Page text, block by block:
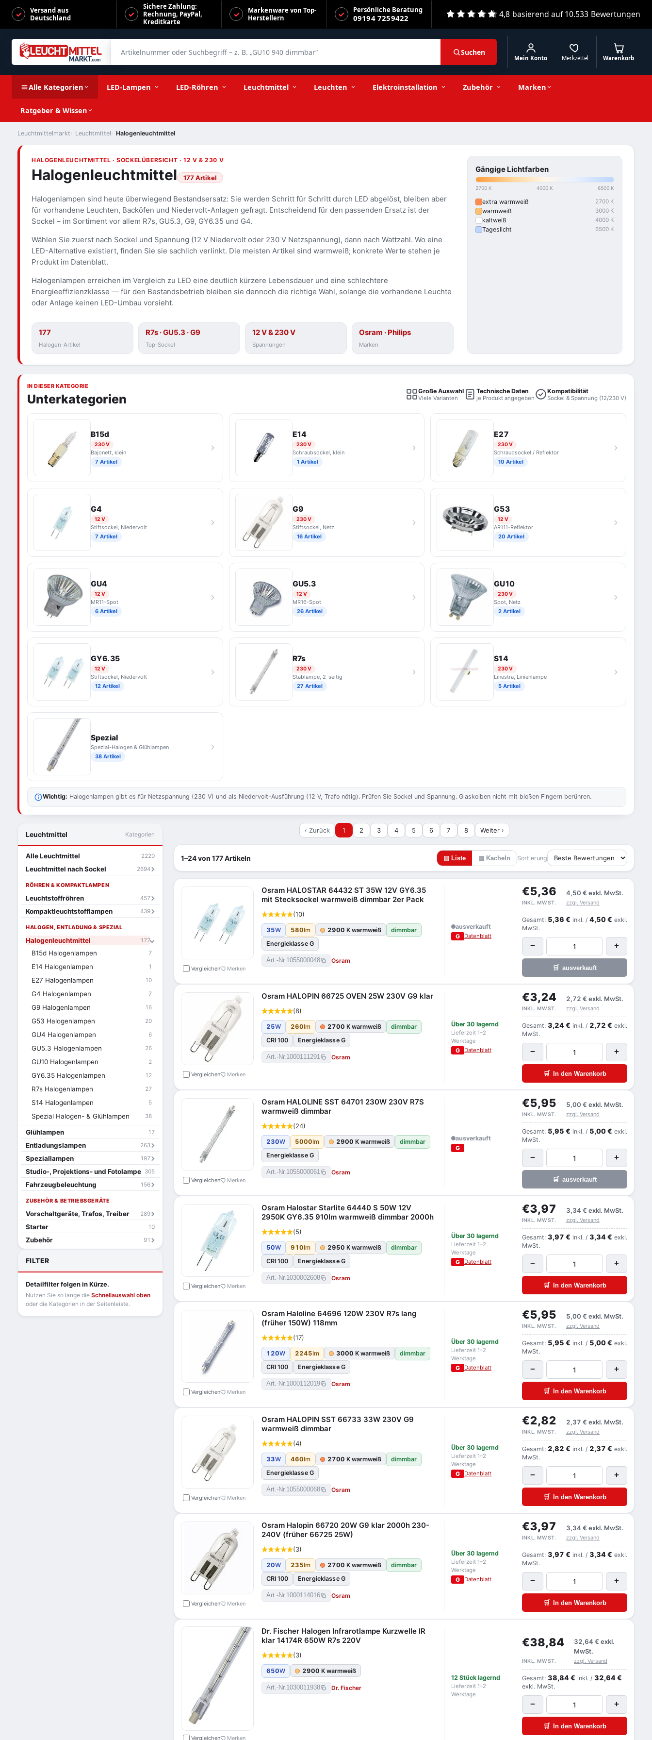
Versand aus
Deutschland
Sichere Zahlung:
Rechnung, PayPal,
Kreditkarte
Markenware von Top-
Herstellern
Persönliche Beratung
09194 7259422 4,8 basierend auf10.533 Bewertungen
Suchen
Merkzettel
Mein Konto Warenkorb
Alle Kategorien LED-Lampen LED-Röhren Leuchtmittel Leuchten Elektroinstallation Zubehör Marken
Ratgeber & Wissen
Leuchtmittelmarkt Leuchtmittel Halogenleuchtmittel
HALOGENLEUCHTMITTEL · SOCKELÜBERSICHT · 12 V & 230 V
Halogenleuchtmittel 177 Artikel
Halogenlampen sind heute überwiegend Bestandsersatz: Sie werden Schritt für Schritt durch LED abgelöst, bleiben aber
für vorhandene Leuchten, Backöfen und Niedervolt-Anlagen gefragt. Entscheidend für den passenden Ersatz ist der
Sockel – im Sortiment vor allem R7s, GU5.3, G9, GY6.35 und G4.
Wählen Sie zuerst nach Sockel und Spannung (12 V Niedervolt oder 230 V Netzspannung), dann nach Wattzahl. Wo eine
LED-Alternative existiert, finden Sie sie sachlich verlinkt. Die meisten Artikel sind warmweiß; konkrete Werte stehen je
Produkt im Datenblatt.
Halogenlampen erreichen im Vergleich zu LED eine deutlich kürzere Lebensdauer und eine schlechtere
Energieeffizienzklasse — für den Bestandsbetrieb bleiben sie dennoch die richtige Wahl, solange die vorhandene Leuchte
oder Anlage keinen LED-Umbau vorsieht.
177
Halogen-Artikel
R7s · GU5.3 · G9
Top-Sockel
12 V & 230 V
Spannungen
Osram · Philips
Marken
Gängige Lichtfarben
2700 K 4000 K 6500 K
extra warmweiß 2700 K
warmweiß 3000 K
kaltweiß 4000 K
Tageslicht 6500 K
IN DIESER KATEGORIE
Unterkategorien
Große Auswahl
Viele Varianten
Technische Daten
je Produkt angegeben
Kompatibilität
Sockel & Spannung (12/230 V)
B15d
230 V
Bajonett, klein
7 Artikel
E14
230 V
Schraubsockel, klein
1 Artikel
E27
230 V
Schraubsockel / Reflektor
10 Artikel
G4
12 V
Stiftsockel, Niedervolt
7 Artikel
G9
230 V
Stiftsockel, Netz
16 Artikel
G53
12 V
AR111-Reflektor
20 Artikel
GU4
12 V
MR11-Spot
6 Artikel
GU5.3
12 V
MR16-Spot
26 Artikel
GU10
230 V
Spot, Netz
2 Artikel
GY6.35
12 V
Stiftsockel, Niedervolt
12 Artikel
R7s
230 V
Stablampe, 2-seitig
27 Artikel
S14
230 V
Linestra, Linienlampe
5 Artikel
Spezial
Spezial-Halogen & Glühlampen
38 Artikel
Wichtig: Halogenlampen gibt es für Netzspannung (230 V) und als Niedervolt-Ausführung (12 V, Trafo nötig). Prüfen Sie Sockel und Spannung. Glaskolben nicht mit bloßen Fingern berühren.
Leuchtmittel Kategorien
Alle Leuchtmittel 2220
Leuchtmittel nach Sockel 2694
RÖHREN & KOMPAKTLAMPEN
Leuchtstoffröhren 457
Kompaktleuchtstofflampen 439
HALOGEN, ENTLADUNG & SPEZIAL
Halogenleuchtmittel 177
B15d Halogenlampen 7
E14 Halogenlampen 1
E27 Halogenlampen 10
G4 Halogenlampen 7
G9 Halogenlampen 16
G53 Halogenlampen 20
GU4 Halogenlampen 6
GU5.3 Halogenlampen 26
GU10 Halogenlampen 2
GY6.35 Halogenlampen 12
R7s Halogenlampen 27
S14 Halogenlampen 5
Spezial Halogen- & Glühlampen 38
Glühlampen 17
Entladungslampen 263
Speziallampen 197
Studio-, Projektions- und Fotolampe 305
Fahrzeugbeleuchtung 156
ZUBEHÖR & BETRIEBSGERÄTE
Vorschaltgeräte, Trafos, Treiber 289
Starter 10
Zubehör 91
FILTER
Detailfilter folgen in Kürze.
Nutzen Sie so lange die Schnellauswahl oben
oder die Kategorien in der Seitenleiste.
‹ Zurück 1 2 3 4 5 6 7 8 Weiter ›
1–24 von 177 Artikeln ▤ Liste ▦ Kacheln Sortierung
Vergleichen Merken
Osram HALOSTAR 64432 ST 35W 12V GY6.35
mit Stecksockel warmweiß dimmbar 2er Pack
(10)
35W 580lm 2900 K warmweiß
dimmbar
Energieklasse G
Art.-Nr.1055000048 Osram
ausverkauft
G
Datenblatt
€5,36 4,50 € exkl. MwSt.
INKL. MWST. zzgl. Versand
Gesamt: 5,36 € inkl. / 4,50 € exkl.
MwSt.
− +
🛒 ausverkauft
Vergleichen Merken
Osram HALOPIN 66725 OVEN 25W 230V G9 klar
(8)
25W 260lm 2700 K warmweiß
dimmbar
CRI 100
Energieklasse G
Art.-Nr.1000111291 Osram
Über 30 lagernd
Lieferzeit 1–2
Werktage
G Datenblatt
€3,24 2,72 € exkl. MwSt.
INKL. MWST. zzgl. Versand
Gesamt: 3,24 € inkl. / 2,72 € exkl.
MwSt.
− +
🛒 In den Warenkorb
Vergleichen Merken
Osram HALOLINE SST 64701 230W 230V R7S
warmweiß dimmbar
(24)
230W 5000lm 2900 K warmweiß
dimmbar
Energieklasse G
Art.-Nr.1055000061 Osram
ausverkauft
G
€5,95 5,00 € exkl. MwSt.
INKL. MWST. zzgl. Versand
Gesamt: 5,95 € inkl. / 5,00 € exkl.
MwSt.
− +
🛒 ausverkauft
Vergleichen Merken
Osram Halostar Starlite 64440 S 50W 12V
2950K GY6.35 910lm warmweiß dimmbar 2000h
(5)
50W 910lm 2950 K warmweiß
dimmbar
CRI 100
Energieklasse G
Art.-Nr.1030002608 Osram
Über 30 lagernd
Lieferzeit 1–2
Werktage
G Datenblatt
€3,97 3,34 € exkl. MwSt.
INKL. MWST. zzgl. Versand
Gesamt: 3,97 € inkl. / 3,34 € exkl.
MwSt.
− +
🛒 In den Warenkorb
Vergleichen Merken
Osram Haloline 64696 120W 230V R7s lang
(früher 150W) 118mm
(17)
120W 2245lm 3000 K warmweiß
dimmbar
CRI 100
Energieklasse G
Art.-Nr.1000112019 Osram
Über 30 lagernd
Lieferzeit 1–2
Werktage
G Datenblatt
€5,95 5,00 € exkl. MwSt.
INKL. MWST. zzgl. Versand
Gesamt: 5,95 € inkl. / 5,00 € exkl.
MwSt.
− +
🛒 In den Warenkorb
Vergleichen Merken
Osram HALOPIN SST 66733 33W 230V G9
warmweiß dimmbar
(4)
33W 460lm 2700 K warmweiß
dimmbar
Energieklasse G
Art.-Nr.1055000068 Osram
Über 30 lagernd
Lieferzeit 1–2
Werktage
G Datenblatt
€2,82 2,37 € exkl. MwSt.
INKL. MWST. zzgl. Versand
Gesamt: 2,82 € inkl. / 2,37 € exkl.
MwSt.
− +
🛒 In den Warenkorb
Vergleichen Merken
Osram Halopin 66720 20W G9 klar 2000h 230-
240V (früher 66725 25W)
(3)
20W 235lm 2700 K warmweiß
dimmbar
CRI 100
Energieklasse G
Art.-Nr.1000114016 Osram
Über 30 lagernd
Lieferzeit 1–2
Werktage
G Datenblatt
€3,97 3,34 € exkl. MwSt.
INKL. MWST. zzgl. Versand
Gesamt: 3,97 € inkl. / 3,34 € exkl.
MwSt.
− +
🛒 In den Warenkorb
Vergleichen Merken
Dr. Fischer Halogen Infrarotlampe Kurzwelle IR
klar 14174R 650W R7s 220V
(3)
650W 2900 K warmweiß
Art.-Nr.1030011938 Dr. Fischer
12 Stück lagernd
Lieferzeit 1–2
Werktage
€38,84 32,64 € exkl.
MwSt.
INKL. MWST. zzgl. Versand
Gesamt: 38,84 € inkl. / 32,64 €
exkl. MwSt.
− +
🛒 In den Warenkorb